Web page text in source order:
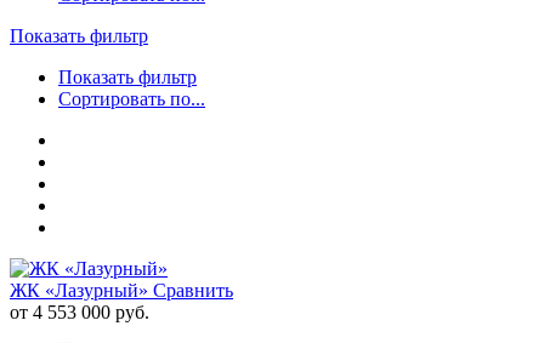
Показать фильтр
Показать фильтр
Сортировать по...
ЖК «Лазурный» Сравнить
от 4 553 000 руб.